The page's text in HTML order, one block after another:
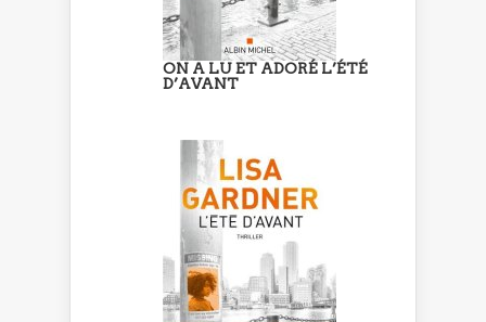
ON A LU ET ADORÉ L’ÉTÉ
D’AVANT